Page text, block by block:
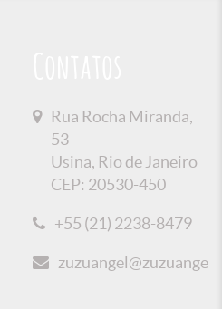
Rua Rocha Miranda,
53
Usina, Rio de Janeiro
CEP: 20530-450
+55 (21) 2238-8479